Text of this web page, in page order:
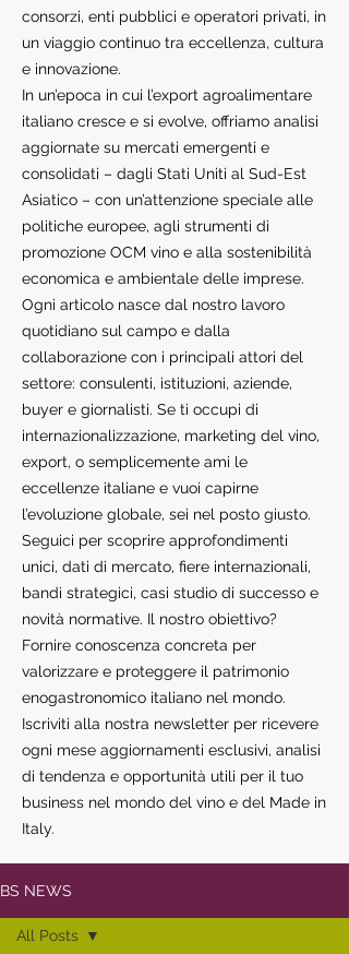
consorzi, enti pubblici e operatori privati, in
un viaggio continuo tra eccellenza, cultura
e innovazione.
In un’epoca in cui l’export agroalimentare
italiano cresce e si evolve, offriamo analisi
aggiornate su mercati emergenti e
consolidati – dagli Stati Uniti al Sud-Est
Asiatico – con un’attenzione speciale alle
politiche europee, agli strumenti di
promozione OCM vino e alla sostenibilità
economica e ambientale delle imprese.
Ogni articolo nasce dal nostro lavoro
quotidiano sul campo e dalla
collaborazione con i principali attori del
settore: consulenti, istituzioni, aziende,
buyer e giornalisti. Se ti occupi di
internazionalizzazione, marketing del vino,
export, o semplicemente ami le
eccellenze italiane e vuoi capirne
l’evoluzione globale, sei nel posto giusto.
Seguici per scoprire approfondimenti
unici, dati di mercato, fiere internazionali,
bandi strategici, casi studio di successo e
novità normative. Il nostro obiettivo?
Fornire conoscenza concreta per
valorizzare e proteggere il patrimonio
enogastronomico italiano nel mondo.
Iscriviti alla nostra newsletter per ricevere
ogni mese aggiornamenti esclusivi, analisi
di tendenza e opportunità utili per il tuo
business nel mondo del vino e del Made in
Italy.
BS NEWS
All Posts